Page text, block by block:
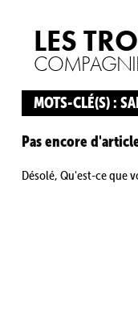
LES
MOTS-CLÉ(S) :
Pas encore
Désolé, Qu'est-ce que